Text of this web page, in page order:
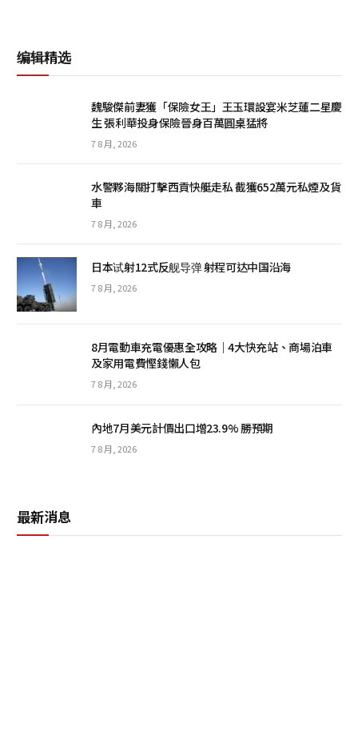
编辑精选
魏駿傑前妻獲「保險女王」王玉環設宴米芝蓮二星慶
生 張利華投身保險晉身百萬圓桌猛將
7 8 月, 2026
水警夥海關打擊西貢快艇走私 截獲652萬元私煙及貨
車
7 8 月, 2026
日本试射12式反舰导弹 射程可达中国沿海
7 8 月, 2026
8月電動車充電優惠全攻略｜4大快充站、商場泊車
及家用電費慳錢懶人包
7 8 月, 2026
內地7月美元計價出口增23.9% 勝預期
7 8 月, 2026
最新消息